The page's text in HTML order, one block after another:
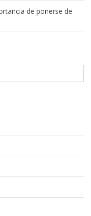
de ponerse de